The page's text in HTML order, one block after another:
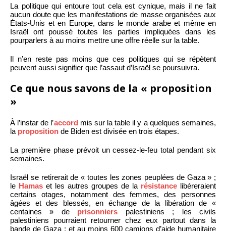
La politique qui entoure tout cela est cynique, mais il ne fait
aucun doute que les manifestations de masse organisées aux
États-Unis et en Europe, dans le monde arabe et même en
Israël ont poussé toutes les parties impliquées dans les
pourparlers à au moins mettre une offre réelle sur la table.
Il n’en reste pas moins que ces politiques qui se répètent
peuvent aussi signifier que l’assaut d’Israël se poursuivra.
Ce que nous savons de la « proposition
»
À l’instar de l’accord mis sur la table il y a quelques semaines,
la proposition de Biden est divisée en trois étapes.
La première phase prévoit un cessez-le-feu total pendant six
semaines.
Israël se retirerait de « toutes les zones peuplées de Gaza » ;
le Hamas et les autres groupes de la résistance libéreraient
certains otages, notamment des femmes, des personnes
âgées et des blessés, en échange de la libération de «
centaines » de prisonniers palestiniens ; les civils
palestiniens pourraient retourner chez eux partout dans la
bande de Gaza ; et au moins 600 camions d’aide humanitaire